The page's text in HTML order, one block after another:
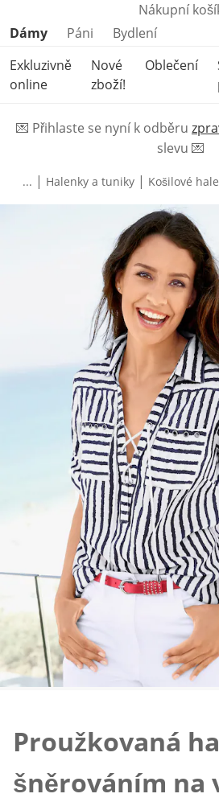
Nákupní
Přeskočit kategorie produktů
Dámy Páni
Bydlení
Exkluzivně
online
Nové
zboží!
Oblečení
💌 Přihlaste se nyní k odběru
slevu 💌
... | Halenky a tuniky | Košilové
Proužkovaná
šněrováním na